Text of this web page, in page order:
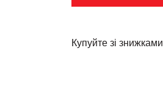
Купуйте зі знижками